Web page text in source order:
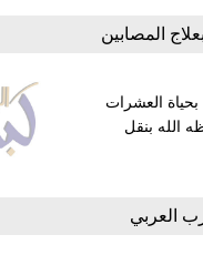
المصابين
بحياة العشرات
الله بنقل
العربي